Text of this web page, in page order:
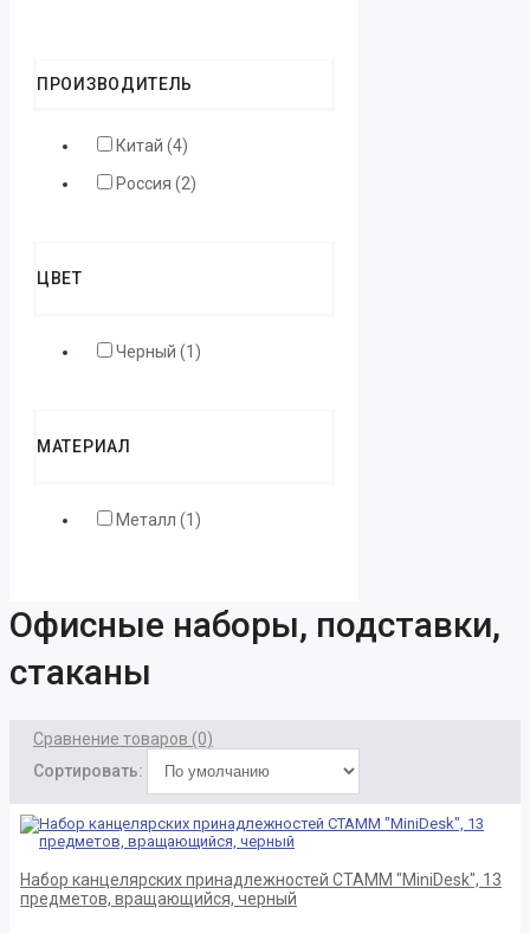
ПРОИЗВОДИТЕЛЬ
Китай (4)
Россия (2)
ЦВЕТ
Черный (1)
МАТЕРИАЛ
Металл (1)
Офисные наборы, подставки,
стаканы
Сравнение товаров (0)
Сортировать:
Набор канцелярских принадлежностей СТАММ "MiniDesk", 13
предметов, вращающийся, черный